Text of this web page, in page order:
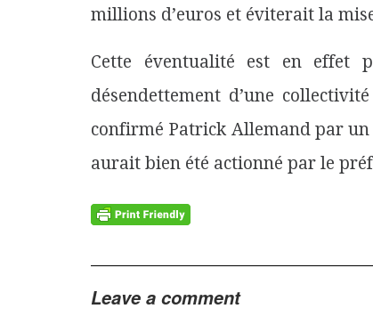
millions d’euros et éviterait la
Cette éventualité est en effet
désendettement d’une
confirmé Patrick Allemand par un
aurait bien été actionné par le
Leave a comment